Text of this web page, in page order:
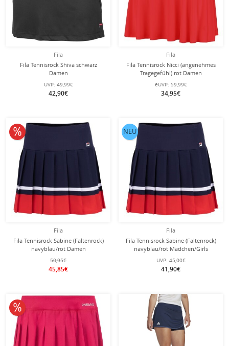
Fila
Fila Tennisrock Shiva schwarz
Damen
UVP: 49,99€
42,90€
Fila
Fila Tennisrock Nicci (angenehmes
Tragegefühl) rot Damen
eUVP: 59,99€
34,95€
Fila
Fila Tennisrock Sabine (Faltenrock)
navyblau/rot Damen
50,95€
45,85€
10% reduziert
Fila
Fila Tennisrock Sabine (Faltenrock)
navyblau/rot Mädchen/Girls
UVP: 45,00€
41,90€
NEU
10% reduziert